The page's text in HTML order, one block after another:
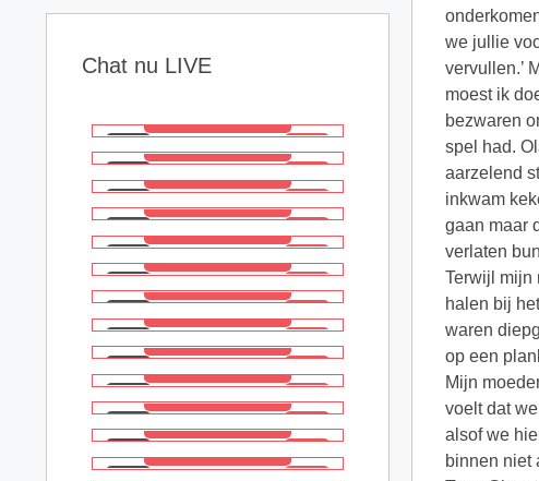
we jullie
vervullen.’
moest ik
bezwaren
spel had.
aarzelend
inkwam
gaan maar
verlaten
Terwijl mijn
halen bij
waren
op een
Mijn
voelt dat
alsof we
binnen niet
Chat nu LIVE